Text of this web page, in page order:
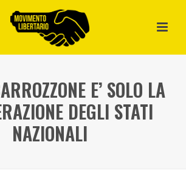
E’ SOLO LA
DEGLI STATI
NAZIONALI